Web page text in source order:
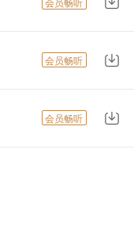
会员畅听
会员畅听